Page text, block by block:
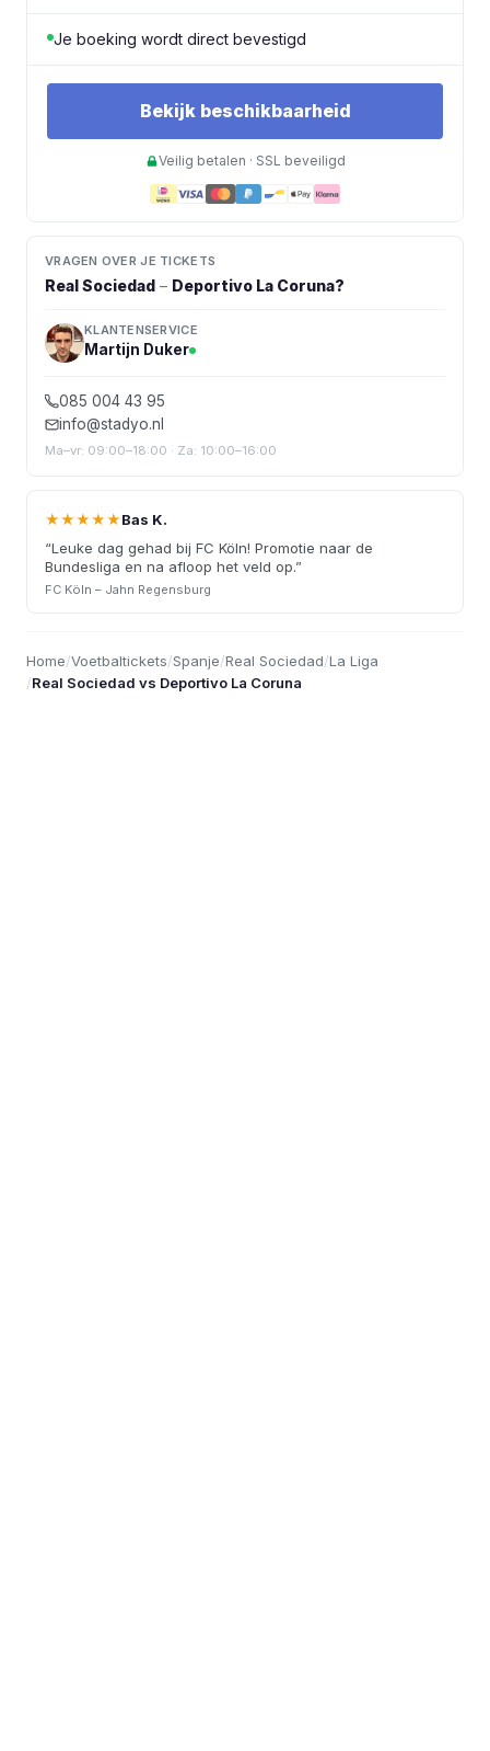
Je boeking wordt direct bevestigd
Bekijk beschikbaarheid
Veilig betalen · SSL beveiligd
VRAGEN OVER JE TICKETS
Real Sociedad – Deportivo La Coruna?
KLANTENSERVICE
Martijn Duker
085 004 43 95
info@stadyo.nl
Ma–vr: 09:00–18:00 · Za: 10:00–16:00
★★★★★Bas K.
“Leuke dag gehad bij FC Köln! Promotie naar de
Bundesliga en na afloop het veld op.”
FC Köln – Jahn Regensburg
Home/Voetbaltickets/Spanje/Real Sociedad/La Liga
/Real Sociedad vs Deportivo La Coruna